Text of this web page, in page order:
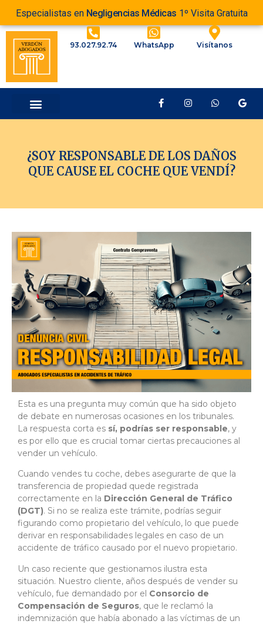
Especialistas en Negligencias Médicas 1º Visita Gratuita
93.027.92.74 WhatsApp Visítanos
¿SOY RESPONSABLE DE LOS DAÑOS
QUE CAUSE EL COCHE QUE VENDÍ?
Esta es una pregunta muy común que ha sido objeto
de debate en numerosas ocasiones en los tribunales.
La respuesta corta es sí, podrías ser responsable, y
es por ello que es crucial tomar ciertas precauciones al
vender un vehículo.
Cuando vendes tu coche, debes asegurarte de que la
transferencia de propiedad quede registrada
correctamente en la Dirección General de Tráfico
(DGT). Si no se realiza este trámite, podrías seguir
figurando como propietario del vehículo, lo que puede
derivar en responsabilidades legales en caso de un
accidente de tráfico causado por el nuevo propietario.
Un caso reciente que gestionamos ilustra esta
situación. Nuestro cliente, años después de vender su
vehículo, fue demandado por el Consorcio de
Compensación de Seguros, que le reclamó la
indemnización que había abonado a las víctimas de un